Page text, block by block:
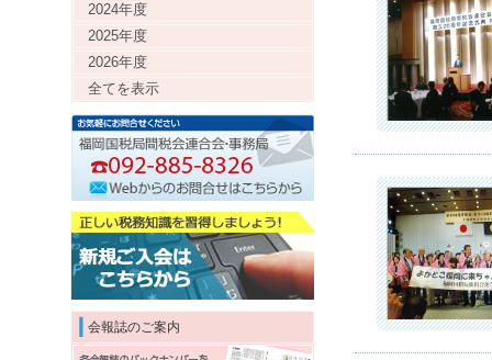
2024年度
2025年度
2026年度
全てを表示
会報誌のご案内